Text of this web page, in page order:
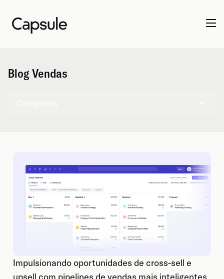
Blog Vendas
Impulsionando oportunidades de cross-sell e